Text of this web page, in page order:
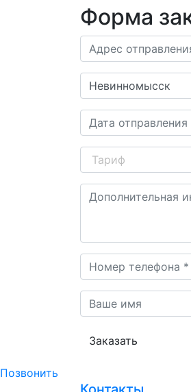
Форма
Заказать
Позвонить